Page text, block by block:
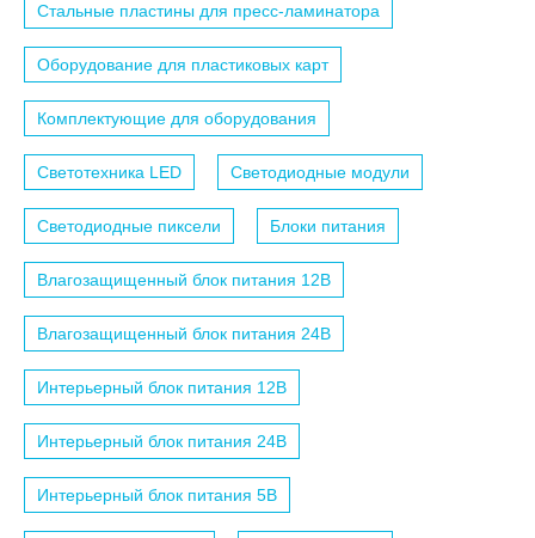
Стальные пластины для пресс-ламинатора
Оборудование для пластиковых карт
Комплектующие для оборудования
Светотехника LED Светодиодные модули
Светодиодные пиксели Блоки питания
Влагозащищенный блок питания 12B
Влагозащищенный блок питания 24B
Интерьерный блок питания 12B
Интерьерный блок питания 24B
Интерьерный блок питания 5B